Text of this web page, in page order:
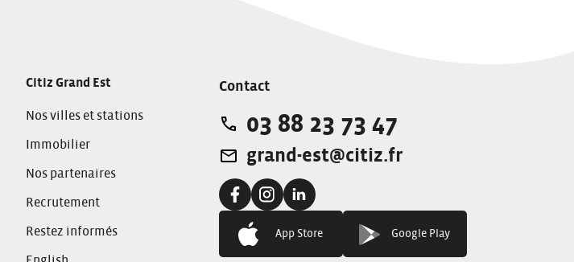
Contact
Téléphone:
03 88 23 73 47
Adresse e-mail:
grand-est@citiz.fr
Facebook:Instagram:Linkedin:
App Store Google Play
Citiz Grand Est
Nos villes et stations
Immobilier
Nos partenaires
Recrutement
Restez informés